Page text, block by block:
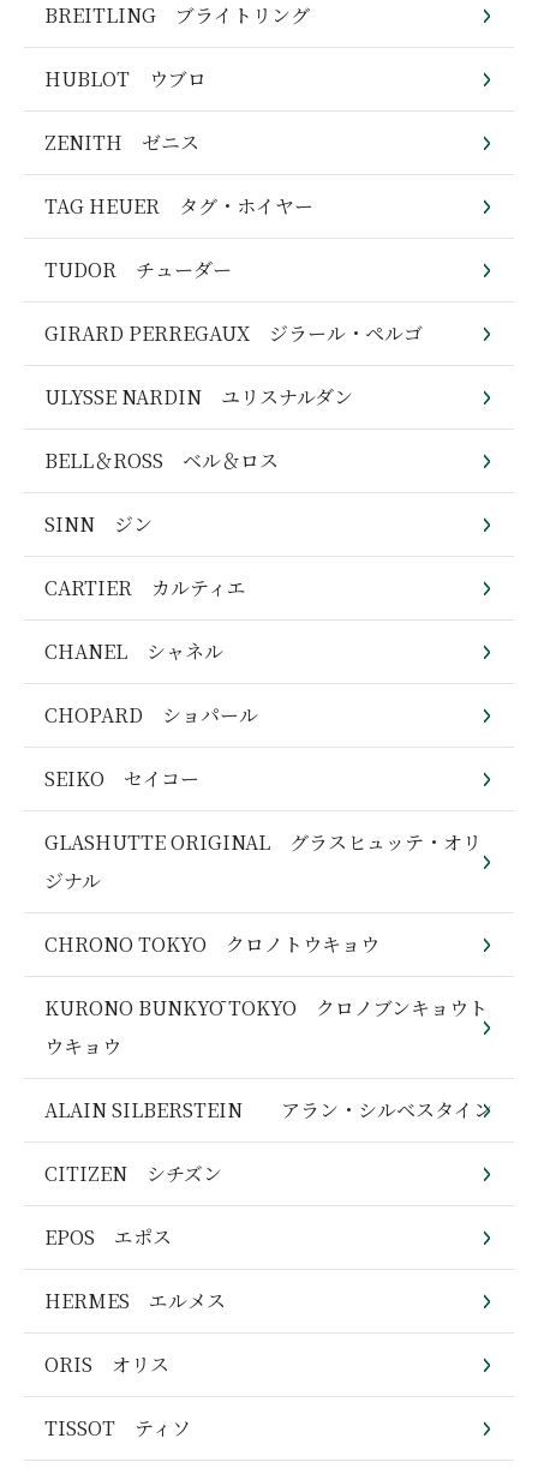
BREITLING ブライトリング
HUBLOT ウブロ
ZENITH ゼニス
TAG HEUER タグ・ホイヤー
TUDOR チューダー
GIRARD PERREGAUX ジラール・ペルゴ
ULYSSE NARDIN ユリスナルダン
BELL＆ROSS ベル＆ロス
SINN ジン
CARTIER カルティエ
CHANEL シャネル
CHOPARD ショパール
SEIKO セイコー
GLASHUTTE ORIGINAL グラスヒュッテ・オリ
ジナル
CHRONO TOKYO クロノトウキョウ
KURONO BUNKYŌ TOKYO クロノブンキョウト
ウキョウ
ALAIN SILBERSTEIN アラン・シルベスタイン
CITIZEN シチズン
EPOS エポス
HERMES エルメス
ORIS オリス
TISSOT ティソ